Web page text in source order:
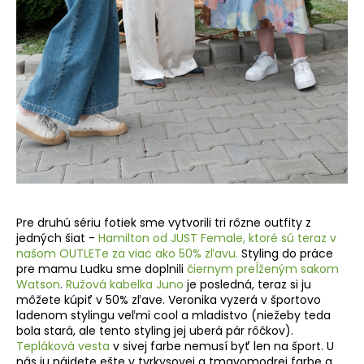
Pre druhú sériu fotiek sme vytvorili tri rôzne outfity z
jedných šiat - Hamilton od JUST Female, ktoré sú teraz v
našom OUTLETe za viac ako 50% zľavu. Styling do práce
pre mamu Ludku sme doplnili čiernym preĺženým sakom
Watson. Ružová kabelka Juno je posledná, teraz si ju
môžete kúpiť v 50% zľave. Veronika vyzerá v športovo
ladenom stylingu veľmi cool a mladistvo (niežeby teda
bola stará, ale tento styling jej uberá pár rôčkov).
Tepláková vesta v sivej farbe nemusí byť len na šport. U